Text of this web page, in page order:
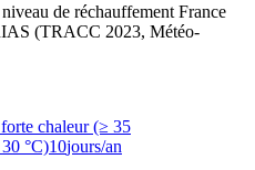
de réchauffement France
(TRACC 2023, Météo-
chaleur (≥ 35
°C)10jours/an